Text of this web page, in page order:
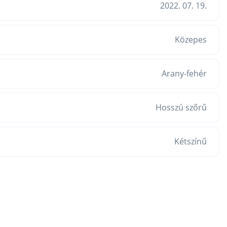
2022. 07. 19.
Közepes
Arany-fehér
Hosszú szőrű
Kétszínű